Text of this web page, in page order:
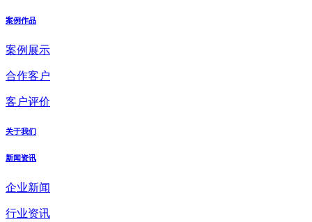
案例作品
案例展示
合作客户
客户评价
关于我们
新闻资讯
企业新闻
行业资讯